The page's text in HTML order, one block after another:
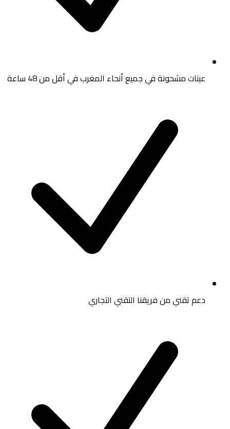
عينات مشحونة في جميع أنحاء المغرب في أقل من 48 ساعة
دعم تقني من فريقنا التقني التجاري